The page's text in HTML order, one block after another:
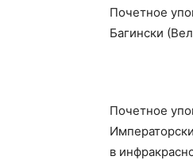
Почетное
Багински
Почетное
в